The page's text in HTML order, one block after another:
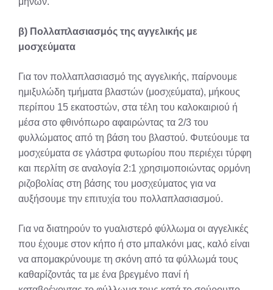
β) Πολλαπλασιασμός της αγγελικής με
μοσχεύματα
Για τον πολλαπλασιασμό της αγγελικής, παίρνουμε
ημιξυλώδη τμήματα βλαστών (μοσχεύματα), μήκους
περίπου 15 εκατοστών, στα τέλη του καλοκαιριού ή
μέσα στο φθινόπωρο αφαιρώντας τα 2/3 του
φυλλώματος από τη βάση του βλαστού. Φυτεύουμε τα
μοσχεύματα σε γλάστρα φυτωρίου που περιέχει τύρφη
και περλίτη σε αναλογία 2:1 χρησιμοποιώντας ορμόνη
ριζοβολίας στη βάσης του μοσχεύματος για να
αυξήσουμε την επιτυχία του πολλαπλασιασμού.
Για να διατηρούν το γυαλιστερό φύλλωμα οι αγγελικές
που έχουμε στον κήπο ή στο μπαλκόνι μας, καλό είναι
να απομακρύνουμε τη σκόνη από τα φύλλωμά τους
καθαρίζοντάς τα με ένα βρεγμένο πανί ή